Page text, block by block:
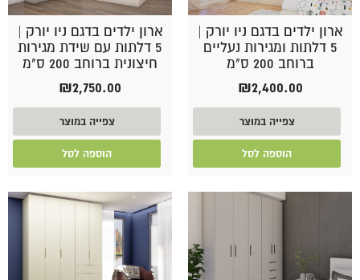
ארון ילדים בדגם ניו יורק |
5 דלתות ומגירות נעליים
ברוחב 200 ס"מ
₪2,400.00
צפייה במוצר
הוספה לסל
ארון ילדים בדגם ניו יורק |
5 דלתות עם שידת מגירות
חיצונית ברוחב 200 ס"מ
₪2,750.00
צפייה במוצר
הוספה לסל